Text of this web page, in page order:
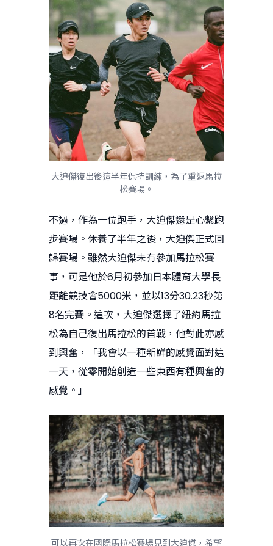
大迫傑復出後這半年保持訓練，為了重返馬拉
松賽場。
不過，作為一位跑手，大迫傑還是心繫跑
步賽場。休養了半年之後，大迫傑正式回
歸賽場。雖然大迫傑未有參加馬拉松賽
事，可是他於6月初參加日本體育大學長
距離競技會5000米，並以13分30.23秒第
8名完賽。這次，大迫傑選擇了紐約馬拉
松為自己復出馬拉松的首戰，他對此亦感
到興奮，「我會以一種新鮮的感覺面對這
一天，從零開始創造一些東西有種興奮的
感覺。」
可以再次在國際馬拉松賽場見到大迫傑，希望